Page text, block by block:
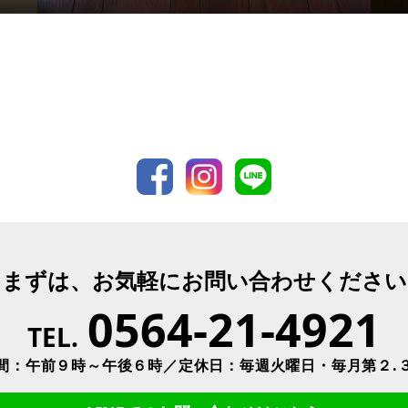
まずは、お気軽にお問い合わせください
TEL. 0564-21-4921
：午前９時～午後６時／定休日：毎週火曜日・毎月第２.